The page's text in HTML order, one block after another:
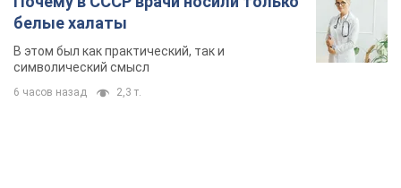
белые халаты
В этом был как практический, так и
символический смысл
6 часов назад 2,3 т.